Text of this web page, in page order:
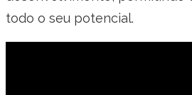
todo o seu potencial.